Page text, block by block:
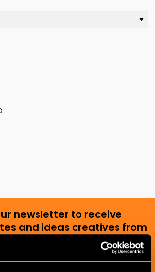
newsletter to receive
and ideas creatives from
ceramics and interior